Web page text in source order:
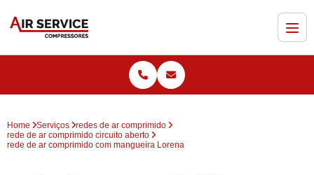
Home Serviços
redes de ar comprimido
rede de ar comprimido circuito aberto
rede de ar comprimido com mangueira Lorena